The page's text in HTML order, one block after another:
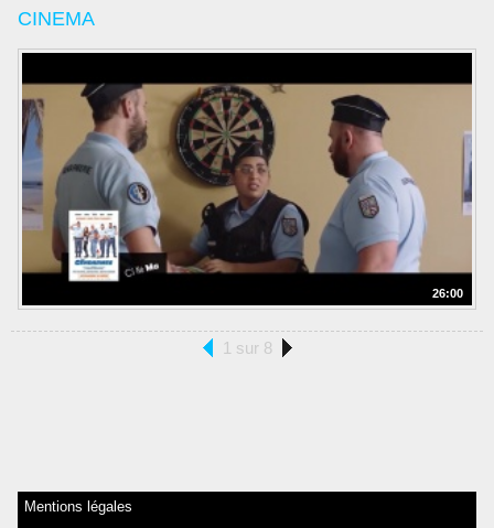
CINEMA
26:00
1 sur 8
Mentions légales